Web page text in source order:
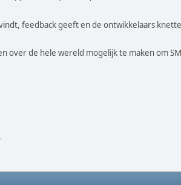
feedback geeft en de ontwikkelaars
over de hele wereld mogelijk te maken om